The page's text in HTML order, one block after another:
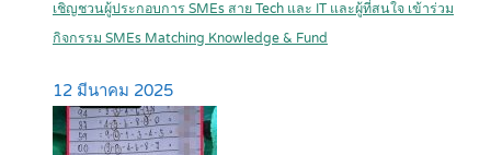
เชิญชวนผู้ประกอบการ SMEs สาย Tech และ IT และผู้ที่สนใจ เข้าร่วม
กิจกรรม SMEs Matching Knowledge & Fund
12 มีนาคม 2025